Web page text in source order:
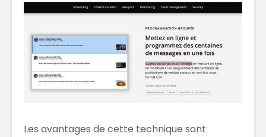
Les avantages de cette technique sont